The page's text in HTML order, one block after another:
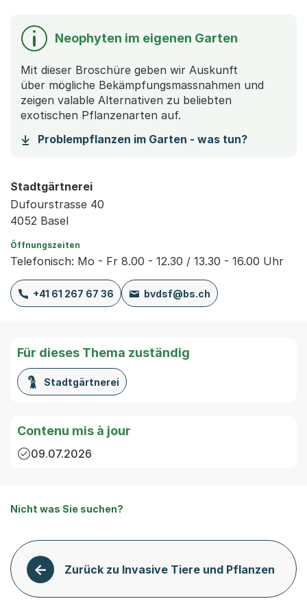
Neophyten im eigenen Garten
Mit dieser Broschüre geben wir Auskunft
über mögliche Bekämpfungsmassnahmen und
zeigen valable Alternativen zu beliebten
exotischen Pflanzenarten auf.
Problempflanzen im Garten - was tun?(Startet
Stadtgärtnerei
Dufourstrasse 40
4052 Basel
Öffnungszeiten
Telefonisch: Mo - Fr 8.00 - 12.30 / 13.30 - 16.00 Uhr
+41 61 267 67 36 bvdsf@bs.ch
Für dieses Thema zuständig
Stadtgärtnerei
Contenu mis à jour
09.07.2026
Nicht was Sie suchen?
Zurück zu Invasive Tiere und Pflanzen